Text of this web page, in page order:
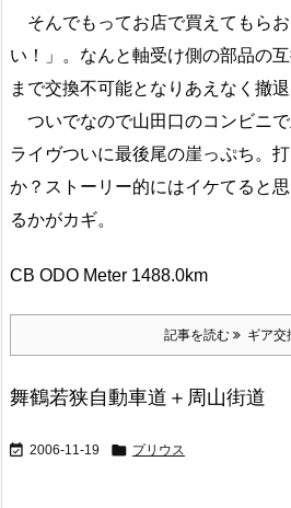
そんでもってお店で買えてもら
い！」。なんと軸受け側の部品の
まで交換不可能となりあえなく撤退
ついでなので山田口のコンビニ
ライヴついに最後尾の崖っぷち。
か？ストーリー的にはイケてると
るかがカギ。
CB ODO Meter 1488.0km
記事を読む ギア交
舞鶴若狭自動車道＋周山街道
 2006-11-19  プリウス